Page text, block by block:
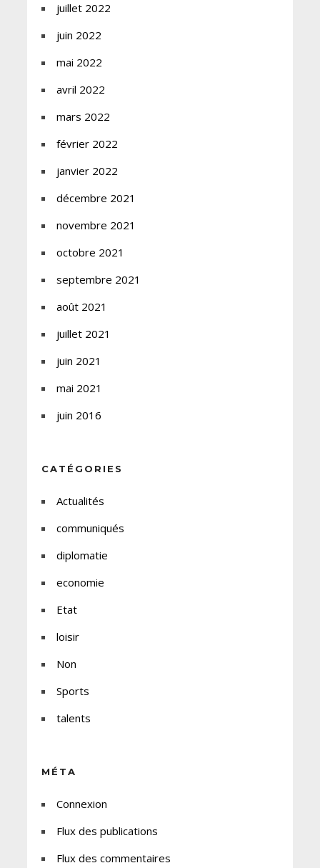
juillet 2022
juin 2022
mai 2022
avril 2022
mars 2022
février 2022
janvier 2022
décembre 2021
novembre 2021
octobre 2021
septembre 2021
août 2021
juillet 2021
juin 2021
mai 2021
juin 2016
CATÉGORIES
Actualités
communiqués
diplomatie
economie
Etat
loisir
Non
Sports
talents
MÉTA
Connexion
Flux des publications
Flux des commentaires